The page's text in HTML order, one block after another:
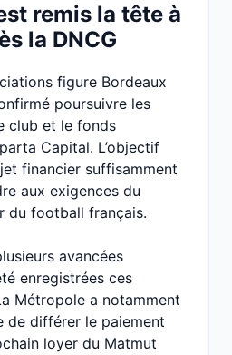
remis la tête à
la DNCG
figure Bordeaux
poursuivre les
club et le fonds
Capital. L’objectif
financier suffisamment
aux exigences du
du football français.
avancées
enregistrées ces
Métropole a notamment
de différer le paiement
loyer du Matmut